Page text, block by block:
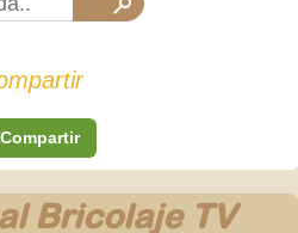
Compartir
Bricolaje TV